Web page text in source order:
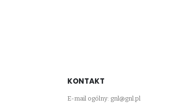
KONTAKT
E-mail ogólny: gnl@gnl.pl